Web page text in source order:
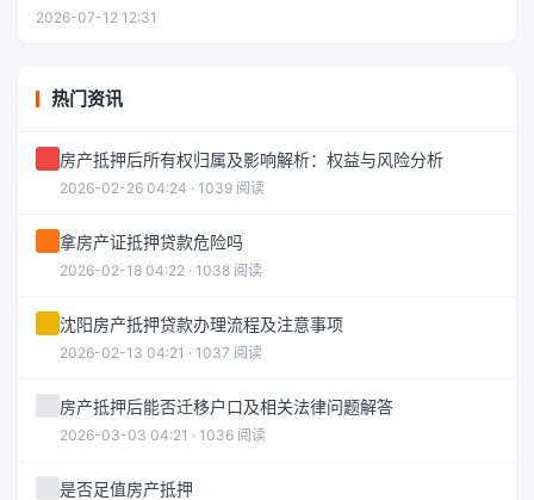
2026-07-12 12:31
热门资讯
房产抵押后所有权归属及影响解析：权益与风险分析
2026-02-26 04:24 · 1039 阅读
拿房产证抵押贷款危险吗
2026-02-18 04:22 · 1038 阅读
沈阳房产抵押贷款办理流程及注意事项
2026-02-13 04:21 · 1037 阅读
房产抵押后能否迁移户口及相关法律问题解答
2026-03-03 04:21 · 1036 阅读
是否足值房产抵押